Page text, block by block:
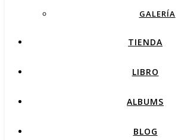
GALERÍA
TIENDA
LIBRO
ALBUMS
BLOG